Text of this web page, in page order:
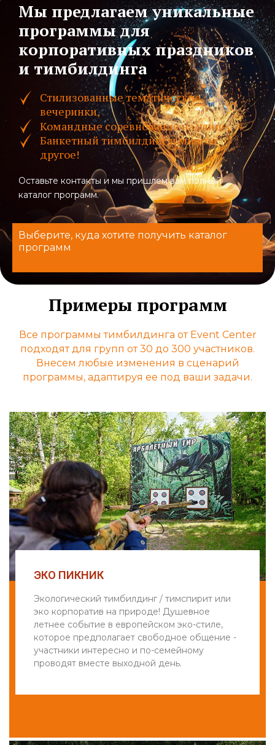
Мы предлагаем уникальные
программы для
корпоративных праздников
и тимбилдинга
Стилизованные тематические
вечеринки,
Командные соревнования на улице,
Банкетный тимбилдинг и многое
другое!
Оставьте контакты и мы пришлем вам полный
каталог программ.
Выберите, куда хотите получить каталог
программ
Примеры программ
Все программы тимбилдинга от Event Center
подходят для групп от 30 до 300 участников.
Внесем любые изменения в сценарий
программы, адаптируя ее под ваши задачи.
ЭКО ПИКНИК
Экологический тимбилдинг / тимспирит или
эко корпоратив на природе! Душевное
летнее событие в европейском эко-стиле,
которое предполагает свободное общение -
участники интересно и по-семейному
проводят вместе выходной день.